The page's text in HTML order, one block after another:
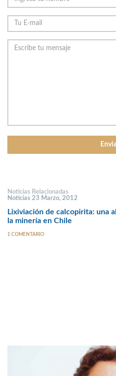
Noticias Relacionadas
Noticias 23 Marzo, 2012
Lixiviación de calcopirita: una
la minería en Chile
1 COMENTARIO